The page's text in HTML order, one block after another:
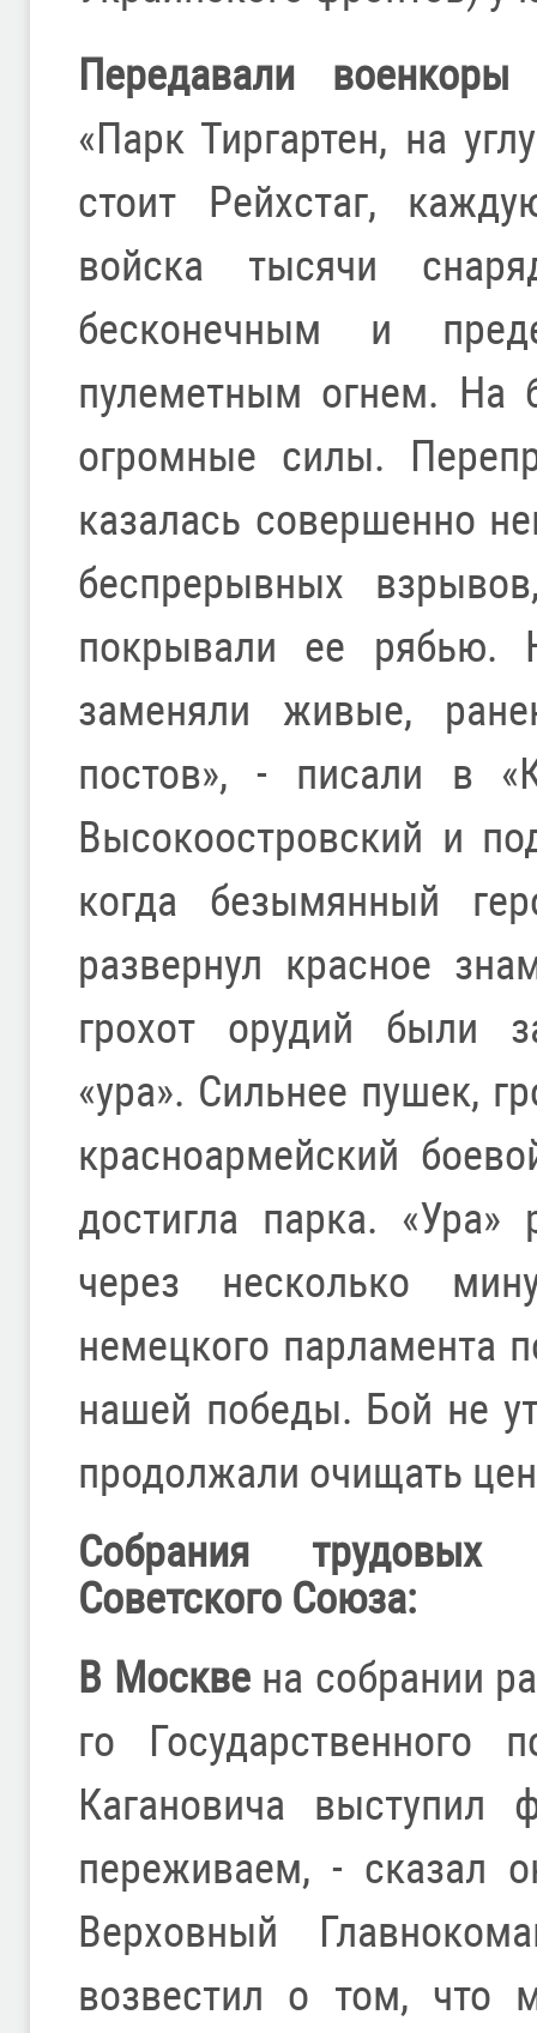
Передавали
«Парк Тиргартен, на
стоит Рейхстаг,
войска тысячи
бесконечным и
пулеметным огнем. На
огромные силы.
казалась совершенно
беспрерывных
покрывали ее рябью.
заменяли живые,
постов», - писали в
Высокоостровский и
когда безымянный
развернул красное
грохот орудий были
«ура». Сильнее пушек,
красноармейский
достигла парка. «Ура»
через несколько
немецкого парламента
нашей победы. Бой не
продолжали очищать
Собрания
Советского Союза:
В Москвена собрании
го Государственного
Кагановича
переживаем, - сказал
Верховный
возвестил о том, что